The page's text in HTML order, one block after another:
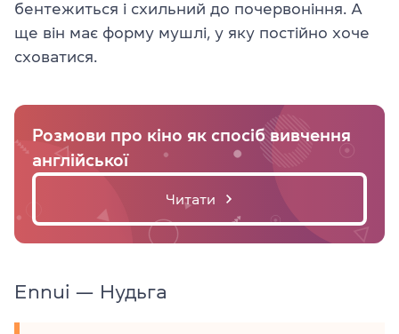
бентежиться і схильний до почервоніння. А
ще він має форму мушлі, у яку постійно хоче
сховатися.
Розмови про кіно як спосіб вивчення
англійської
Читати
Ennui — Нудьга